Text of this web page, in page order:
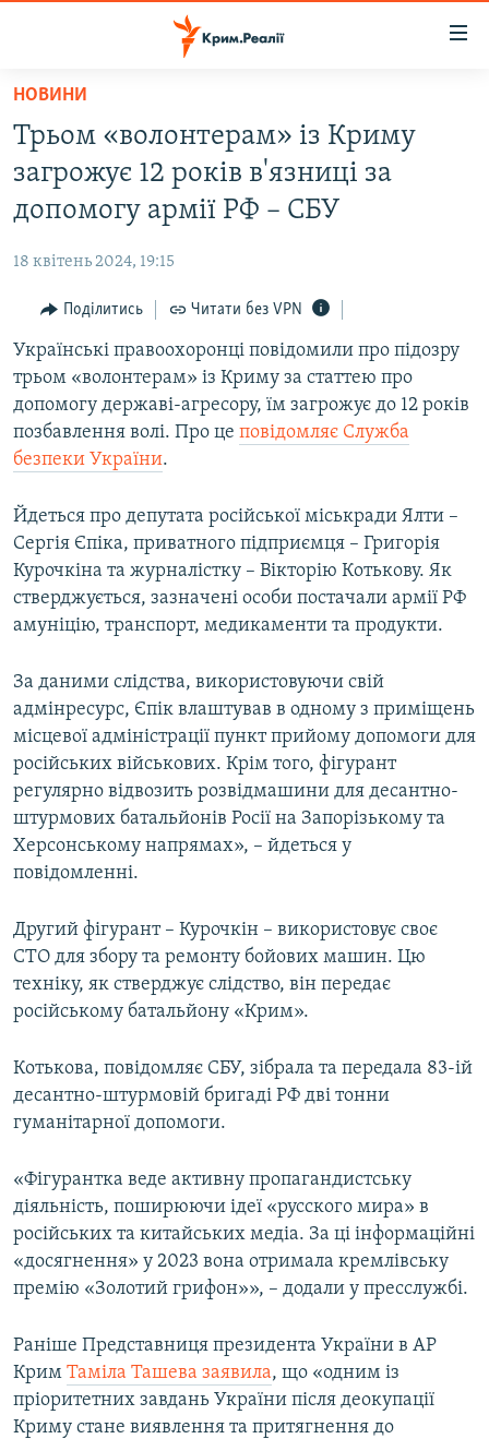
Перейти
основного
матеріалу
Перейти
до
основної
Перейти
пошуку
ВОДА.КРИМ
ВІДЕО ТА ФОТО
БЛОГИ
ПОГЛЯД
ІНТЕРВ'Ю
ВСЕ ЗА ДЕНЬ
СПЕЦПРОЕКТИ
ДЕПОРТАЦІЯ
ВІДЕОУРОКИ «ELIFBE»
СВІДЧЕННЯ ОКУПАЦІЇ
УКРАЇНСЬКА ПРОБЛЕМА КРИМУ
ІНФОГРАФІКА
ЯК ОБІЙТИ БЛОКУВАННЯ
Русский
Qırımtatar
ДОЛУЧАЙСЯ!
Усі сайти RFE/RL
НОВИНИ
Трьом «волонтерам» із Криму
загрожує 12 років в'язниці за
допомогу армії РФ – СБУ
18 квітень 2024, 19:15
Поділитись Читати без VPN
Українські правоохоронці повідомили про підозру
трьом «волонтерам» із Криму за статтею про
допомогу державі-агресору, їм загрожує до 12 років
позбавлення волі. Про це повідомляє Служба
безпеки України.
Йдеться про депутата російської міськради Ялти –
Сергія Єпіка, приватного підприємця – Григорія
Курочкіна та журналістку – Вікторію Котькову. Як
стверджується, зазначені особи постачали армії РФ
амуніцію, транспорт, медикаменти та продукти.
За даними слідства, використовуючи свій
адмінресурс, Єпік влаштував в одному з приміщень
місцевої адміністрації пункт прийому допомоги для
російських військових. Крім того, фігурант
регулярно відвозить розвідмашини для десантно-
штурмових батальйонів Росії на Запорізькому та
Херсонському напрямах», – йдеться у
повідомленні.
Другий фігурант – Курочкін – використовує своє
СТО для збору та ремонту бойових машин. Цю
техніку, як стверджує слідство, він передає
російському батальйону «Крим».
Котькова, повідомляє СБУ, зібрала та передала 83-ій
десантно-штурмовій бригаді РФ дві тонни
гуманітарної допомоги.
«Фігурантка веде активну пропагандистську
діяльність, поширюючи ідеї «русского мира» в
російських та китайських медіа. За ці інформаційні
«досягнення» у 2023 вона отримала кремлівську
премію «Золотий грифон»», – додали у пресслужбі.
Раніше Представниця президента України в АР
Крим Таміла Ташева заявила, що «одним із
пріоритетних завдань України після деокупації
Криму стане виявлення та притягнення до